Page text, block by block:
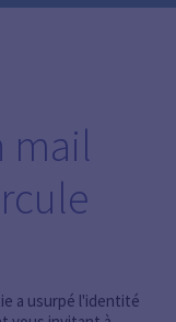
mail
a usurpé l'identité